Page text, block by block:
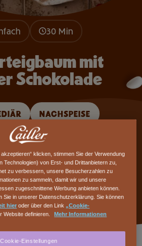
30 Min
mit
Schokolade
NACHSPEISE
Blätterteigbaum mit dunkler
und weihnachtlich. Perfekt
Anlässe.
klicken, stimmen Sie der Verwendung
Technologien) von Erst- und Drittanbietern zu,
zu verbessern, unsere Besucherzahlen zu
zu sammeln, damit wir und unsere
zugeschnittene Werbung anbieten können.
Sie in unserer Datenschutzerklärung. Sie können
hieroder über den Link„Cookie-
Website definieren. Mehr Informationen
Cookie-Einstellungen